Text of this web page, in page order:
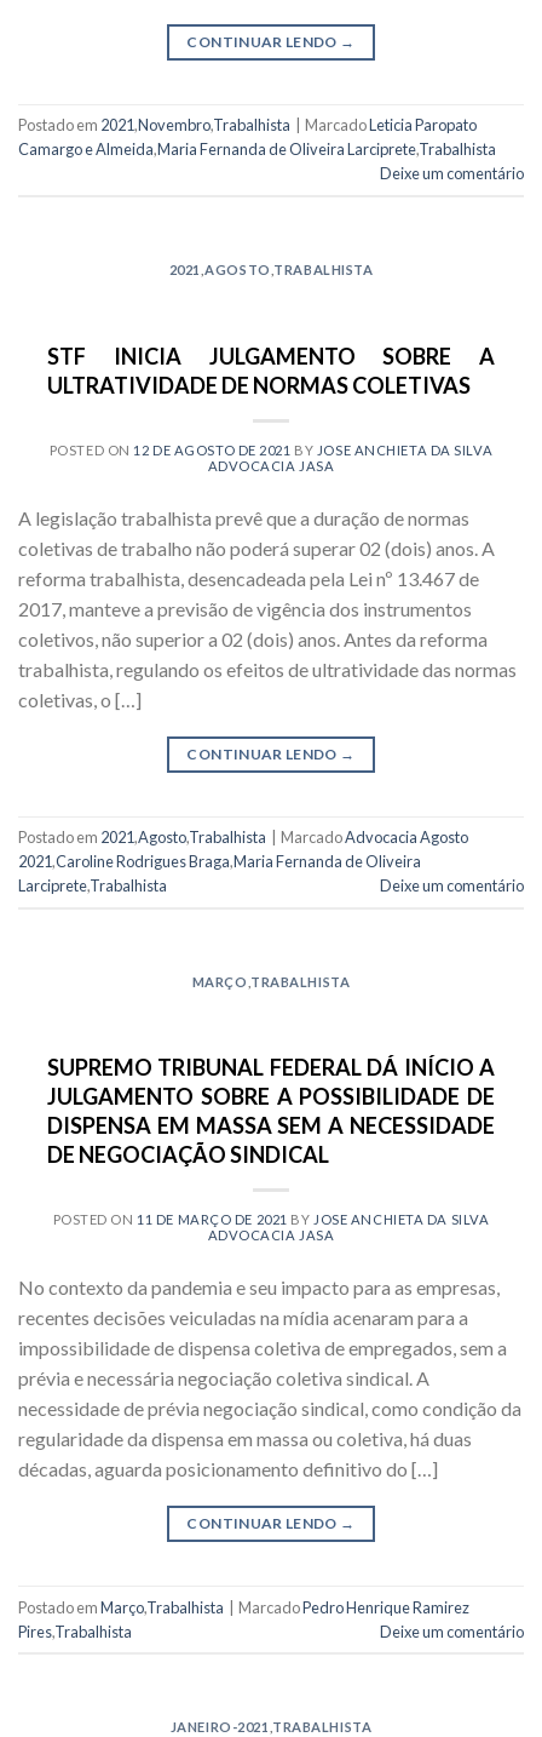
CONTINUAR LENDO →
Postado em 2021,Novembro,Trabalhista MarcadoLeticia Paropato
Camargo e Almeida,Maria Fernanda de Oliveira Larciprete,Trabalhista
Deixe um comentário
2021 ,AGOSTO TRABALHISTA
STF INICIA JULGAMENTO SOBRE A
ULTRATIVIDADE DE NORMAS COLETIVAS
POSTED ON 12 DE AGOSTO DE 2021 BY JOSE ANCHIETA DA SILVA
ADVOCACIA JASA
A legislação trabalhista prevê que a duração de normas
coletivas de trabalho não poderá superar 02 (dois) anos. A
reforma trabalhista, desencadeada pela Lei nº 13.467 de
2017, manteve a previsão de vigência dos instrumentos
coletivos, não superior a 02 (dois) anos. Antes da reforma
trabalhista, regulando os efeitos de ultratividade das normas
coletivas, o […]
CONTINUAR LENDO →
Postado em 2021,Agosto,Trabalhista MarcadoAdvocacia Agosto
2021,Caroline Rodrigues Braga,Maria Fernanda de Oliveira
Larciprete,Trabalhista Deixe um comentário
MARÇO TRABALHISTA
SUPREMO TRIBUNAL FEDERAL DÁ INÍCIO A
JULGAMENTO SOBRE A POSSIBILIDADE DE
DISPENSA EM MASSA SEM A NECESSIDADE
DE NEGOCIAÇÃO SINDICAL
POSTED ON 11 DE MARÇO DE 2021 BY JOSE ANCHIETA DA SILVA
ADVOCACIA JASA
No contexto da pandemia e seu impacto para as empresas,
recentes decisões veiculadas na mídia acenaram para a
impossibilidade de dispensa coletiva de empregados, sem a
prévia e necessária negociação coletiva sindical. A
necessidade de prévia negociação sindical, como condição da
regularidade da dispensa em massa ou coletiva, há duas
décadas, aguarda posicionamento definitivo do […]
CONTINUAR LENDO →
Postado emMarço,Trabalhista MarcadoPedro Henrique Ramirez
Pires,Trabalhista Deixe um comentário
JANEIRO-2021 TRABALHISTA